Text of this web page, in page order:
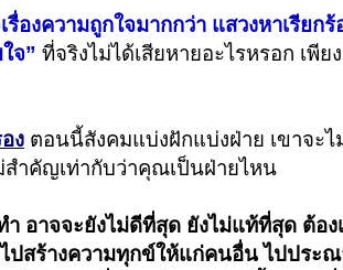
องความถูกใจมากกว่า แสวงหาเรียก
จ” ที่จริงไม่ได้เสียหายอะไรหรอก เพีย
ง ตอนนี้สังคมแบ่งฝักแบ่งฝ่าย เขาจะ
ำคัญเท่ากับว่าคุณเป็นฝ่ายไหน
อาจจะยังไม่ดีที่สุด ยังไม่แท้ที่สุด ต้อ
ปสร้างความทุกข์ให้แก่คนอื่น ไปประณ